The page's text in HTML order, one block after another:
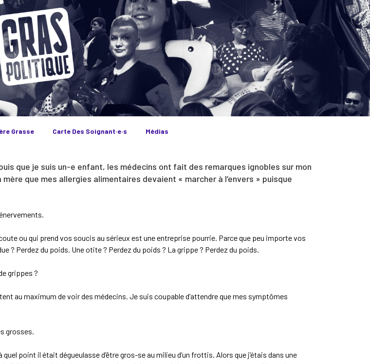
Grasse Carte Des Soignant·e·s Médias
que je suis un-e enfant, les médecins ont fait des remarques ignobles sur mon
que mes allergies alimentaires devaient « marcher à l’envers » puisque
ou qui prend vos soucis au sérieux est une entreprise pourrie. Parce que peu importe vos
? Perdez du poids. Une otite ? Perdez du poids ? La grippe ? Perdez du poids.
grippes ?
au maximum de voir des médecins. Je suis coupable d’attendre que mes symptômes
grosses.
point il était dégueulasse d’être gros-se au milieu d’un frottis. Alors que j’étais dans une